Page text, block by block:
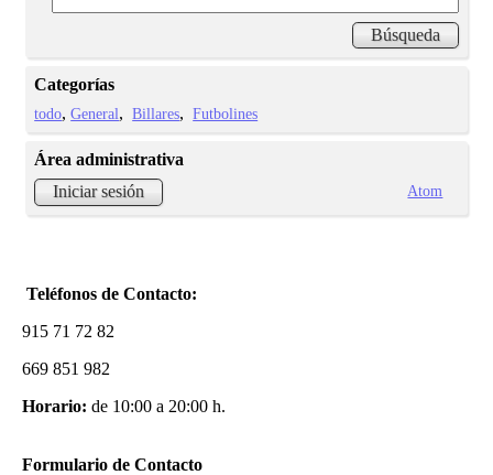
Categorías
todo General Billares Futbolines
Área administrativa
Iniciar sesión
Atom
Teléfonos de Contacto:
915 71 72 82
669 851 982
Horario: de 10:00 a 20:00 h.
Formulario de Contacto